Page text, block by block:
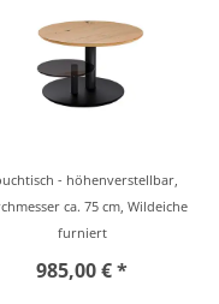
- höhenverstellbar,
ca. 75 cm, Wildeiche
furniert
985,00 € *